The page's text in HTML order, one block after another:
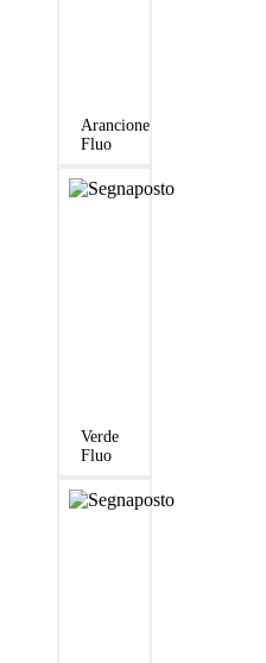
Arancione
Fluo
Verde
Fluo